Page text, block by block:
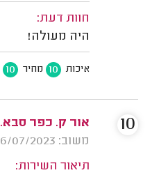
חוות דעת:
היה מעולה!
איכות 10 מחיר 10
אור ק. כפר סבא.
משוב: 26/07/2023
תיאור השירות:
10